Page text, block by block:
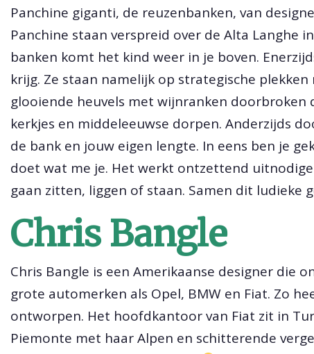
Panchine giganti, de reuzenbanken, van
Panchine staan verspreid over de Alta Langhe
banken komt het kind weer in je boven.
krijg. Ze staan namelijk op strategische
glooiende heuvels met wijnranken
kerkjes en middeleeuwse dorpen. Anderzijds
de bank en jouw eigen lengte. In eens ben je
doet wat me je. Het werkt ontzettend
gaan zitten, liggen of staan. Samen dit ludieke
Chris Bangle
Chris Bangle is een Amerikaanse designer die
grote automerken als Opel, BMW en Fiat. Zo
ontworpen. Het hoofdkantoor van Fiat zit in
Piemonte met haar Alpen en schitterende